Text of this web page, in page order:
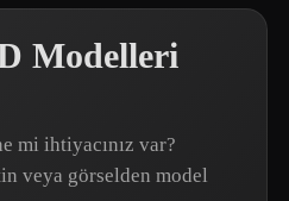
Modelleri
mi ihtiyacınız var?
veya görselden model